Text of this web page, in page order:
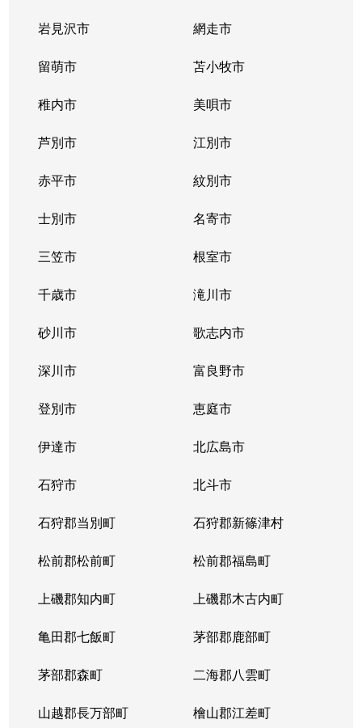
岩見沢市 網走市
留萌市 苫小牧市
稚内市 美唄市
芦別市 江別市
赤平市 紋別市
士別市 名寄市
三笠市 根室市
千歳市 滝川市
砂川市 歌志内市
深川市 富良野市
登別市 恵庭市
伊達市 北広島市
石狩市 北斗市
石狩郡当別町 石狩郡新篠津村
松前郡松前町 松前郡福島町
上磯郡知内町 上磯郡木古内町
亀田郡七飯町 茅部郡鹿部町
茅部郡森町 二海郡八雲町
山越郡長万部町 檜山郡江差町